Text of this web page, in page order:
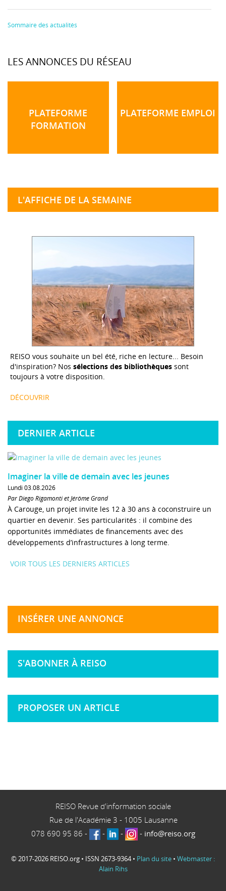
Sommaire des actualités
LES ANNONCES DU RÉSEAU
PLATEFORME
FORMATION
PLATEFORME EMPLOI
L'AFFICHE DE LA SEMAINE
REISO vous souhaite un bel été, riche en lecture... Besoin
d'inspiration? Nos sélections des bibliothèques sont
toujours à votre disposition.
DÉCOUVRIR
DERNIER ARTICLE
Imaginer la ville de demain avec les jeunes
Lundi 03.08.2026
Par Diego Rigamonti et Jérôme Grand
À Carouge, un projet invite les 12 à 30 ans à coconstruire un
quartier en devenir. Ses particularités : il combine des
opportunités immédiates de financements avec des
développements d’infrastructures à long terme.
VOIR TOUS LES DERNIERS ARTICLES
INSÉRER UNE ANNONCE
S'ABONNER À REISO
PROPOSER UN ARTICLE
REISO Revue d'information sociale
Rue de l'Académie 3 - 1005 Lausanne
078 690 95 86 - - - - info@reiso.org
© 2017-2026 REISO.org • ISSN 2673-9364 • Plan du site • Webmaster :
Alain Rihs